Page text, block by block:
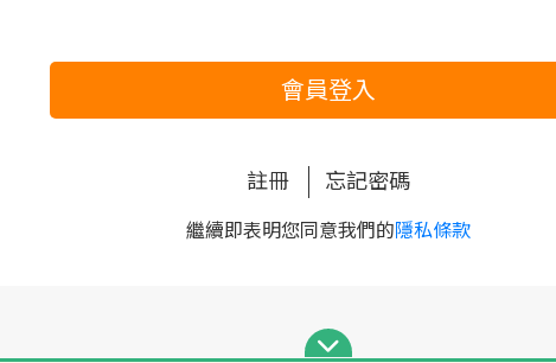
會員登入
註冊 忘記密碼
繼續即表明您同意我們的隱私條款